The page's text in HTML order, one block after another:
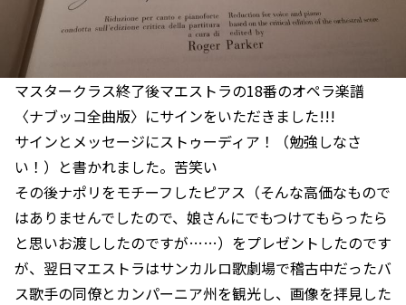
マスタークラス終了後マエストラの18番のオペラ楽譜
〈ナブッコ全曲版〉にサインをいただきました!!!
サインとメッセージにストゥーディア！（勉強しなさ
い！）と書かれました。苦笑い
その後ナポリをモチーフしたピアス（そんな高価なもので
はありませんでしたので、娘さんにでもつけてもらったら
と思いお渡ししたのですが……）をプレゼントしたのです
が、翌日マエストラはサンカルロ歌劇場で稽古中だったバ
ス歌手の同僚とカンパーニア州を観光し、画像を拝見した